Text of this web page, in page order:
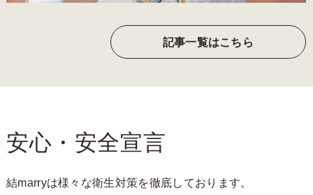
記事一覧はこちら
安心・安全宣言
結marryは様々な衛生対策を徹底しております。